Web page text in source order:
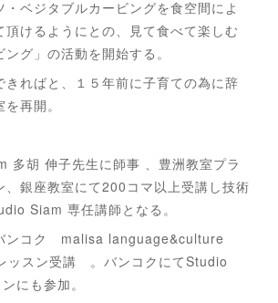
・ベジタブルカービングを食空間によ
頂けるようにとの、見て食べて楽しむ
ング」の活動を開始する。
きればと、１５年前に子育ての為に辞
再開。
多胡 伸子先生に師事 、豊洲教室プラ
、銀座教室にて200コマ以上受講し技術
Siam 専任講師となる。
ンコク malisa language&culture
ッスン受講 。バンコクにてStudio
にも参加。